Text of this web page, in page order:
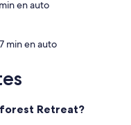
en auto
Cafe & Cabins - ‬A 67 min en auto
Retreat?